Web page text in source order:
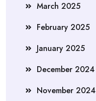
March 2025
February 2025
January 2025
December 2024
November 2024